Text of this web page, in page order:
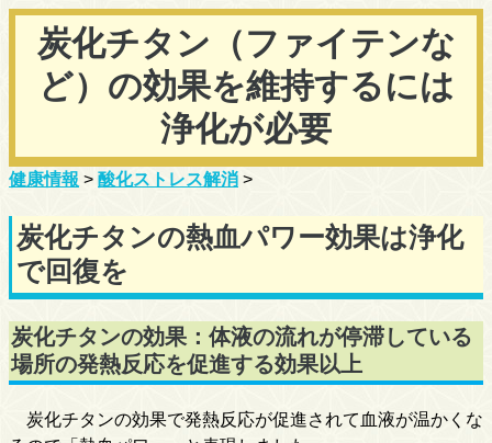
炭化チタン（ファイテンな
ど）の効果を維持するには
浄化が必要
健康情報 > 酸化ストレス解消 >
炭化チタンの熱血パワー効果は浄化
で回復を
炭化チタンの効果：体液の流れが停滞している
場所の発熱反応を促進する効果以上
炭化チタンの効果で発熱反応が促進されて血液が温かくな